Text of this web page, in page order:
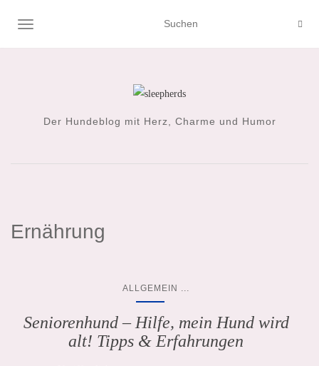
NAVIGATION UMSCHALTEN
Der Hundeblog mit Herz, Charme und Humor
Ernährung
ALLGEMEIN
Seniorenhund – Hilfe, mein Hund wird
alt! Tipps & Erfahrungen